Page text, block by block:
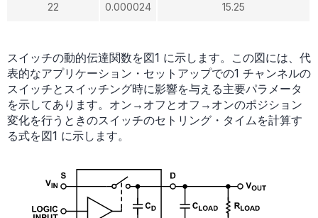
22 0.000024 15.25
スイッチの動的伝達関数を図1 に示します。この図には、代
表的なアプリケーション・セットアップでの1 チャンネルの
スイッチとスイッチング時に影響を与える主要パラメータ
を示してあります。オン→オフとオフ→オンのポジション
変化を行うときのスイッチのセトリング・タイムを計算す
る式を図1 に示します。